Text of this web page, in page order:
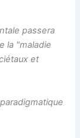
passera
la "maladie
et